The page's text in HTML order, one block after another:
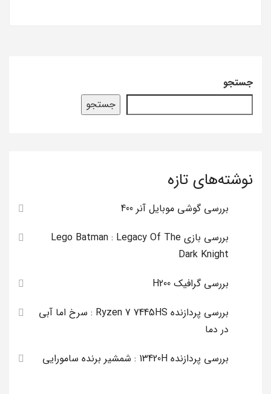
جستجو
جستجو
نوشته‌های تازه
بررسی گوشی موبایل آنر 400
بررسی بازی Lego Batman : Legacy Of The
Dark Knight
بررسی گرافیک H200
بررسی پردازنده Ryzen 7 7445HS : سرخ اما آبی
در دما
بررسی پردازنده 13420H : شمشیر برنده سامورایی